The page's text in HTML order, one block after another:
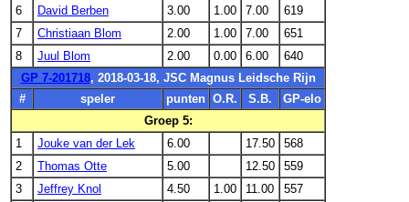
6
David Berben 3.00 1.00 7.00
619
7
Christiaan Blom 2.00 1.00 7.00
651
8
Juul Blom 2.00 0.00 6.00
640
GP 7-201718, 2018-03-18, JSC Magnus Leidsche Rijn
#
speler punten O.R. S.B.
GP-elo
Groep 5:
1
Jouke van der Lek 6.00 17.50
568
2
Thomas Otte 5.00 12.50
559
3
Jeffrey Knol 4.50 1.00 11.00
557